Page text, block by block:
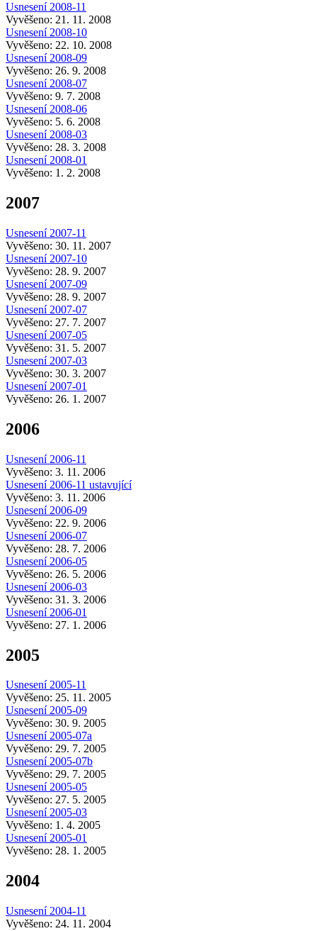
Usnesení 2008-11
Vyvěšeno: 21. 11. 2008
Usnesení 2008-10
Vyvěšeno: 22. 10. 2008
Usnesení 2008-09
Vyvěšeno: 26. 9. 2008
Usnesení 2008-07
Vyvěšeno: 9. 7. 2008
Usnesení 2008-06
Vyvěšeno: 5. 6. 2008
Usnesení 2008-03
Vyvěšeno: 28. 3. 2008
Usnesení 2008-01
Vyvěšeno: 1. 2. 2008
2007
Usnesení 2007-11
Vyvěšeno: 30. 11. 2007
Usnesení 2007-10
Vyvěšeno: 28. 9. 2007
Usnesení 2007-09
Vyvěšeno: 28. 9. 2007
Usnesení 2007-07
Vyvěšeno: 27. 7. 2007
Usnesení 2007-05
Vyvěšeno: 31. 5. 2007
Usnesení 2007-03
Vyvěšeno: 30. 3. 2007
Usnesení 2007-01
Vyvěšeno: 26. 1. 2007
2006
Usnesení 2006-11
Vyvěšeno: 3. 11. 2006
Usnesení 2006-11 ustavující
Vyvěšeno: 3. 11. 2006
Usnesení 2006-09
Vyvěšeno: 22. 9. 2006
Usnesení 2006-07
Vyvěšeno: 28. 7. 2006
Usnesení 2006-05
Vyvěšeno: 26. 5. 2006
Usnesení 2006-03
Vyvěšeno: 31. 3. 2006
Usnesení 2006-01
Vyvěšeno: 27. 1. 2006
2005
Usnesení 2005-11
Vyvěšeno: 25. 11. 2005
Usnesení 2005-09
Vyvěšeno: 30. 9. 2005
Usnesení 2005-07a
Vyvěšeno: 29. 7. 2005
Usnesení 2005-07b
Vyvěšeno: 29. 7. 2005
Usnesení 2005-05
Vyvěšeno: 27. 5. 2005
Usnesení 2005-03
Vyvěšeno: 1. 4. 2005
Usnesení 2005-01
Vyvěšeno: 28. 1. 2005
2004
Usnesení 2004-11
Vyvěšeno: 24. 11. 2004